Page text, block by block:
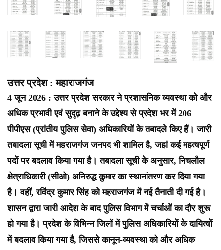
उत्तर प्रदेश : महाराजगंज
4 जून 2026 : उत्तर प्रदेश सरकार ने प्रशासनिक व्यवस्था को और
अधिक प्रभावी एवं सुदृढ़ बनाने के उद्देश्य से प्रदेश भर में 206
पीपीएस (प्रांतीय पुलिस सेवा) अधिकारियों के तबादले किए हैं। जारी
तबादला सूची में महराजगंज जनपद भी शामिल है, जहां कई महत्वपूर्ण
पदों पर बदलाव किया गया है। तबादला सूची के अनुसार, निचलौल
क्षेत्राधिकारी (सीओ) अनिरुद्ध कुमार का स्थानांतरण कर दिया गया
है। वहीं, रविंद्र कुमार सिंह को महराजगंज में नई तैनाती दी गई है।
शासन द्वारा जारी आदेश के बाद पुलिस विभाग में चर्चाओं का दौर शुरू
हो गया है। प्रदेश के विभिन्न जिलों में पुलिस अधिकारियों के दायित्वों
में बदलाव किया गया है, जिससे कानून-व्यवस्था को और अधिक